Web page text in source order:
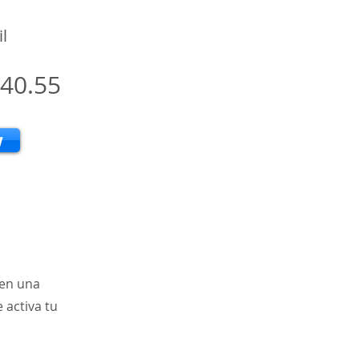
una
activa tu